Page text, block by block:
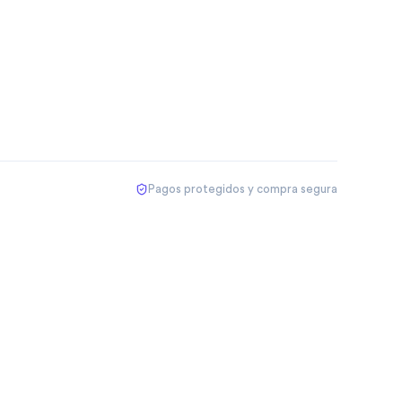
Pagos protegidos y compra segura